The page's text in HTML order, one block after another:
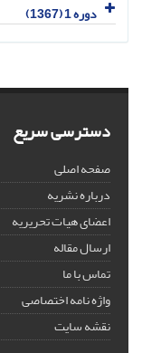
دوره 1 (1367)
دسترسی سریع
صفحه اصلی
درباره نشریه
اعضای هیات تحریریه
ارسال مقاله
تماس با ما
واژه نامه اختصاصی
نقشه سایت